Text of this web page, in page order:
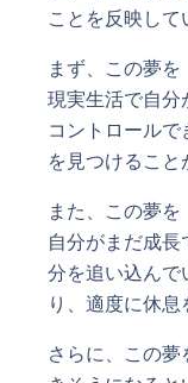
ことを反映し
まず、この夢
現実生活で自分
コントロール
を見つけるこ
また、この夢
自分がまだ成
分を追い込んで
り、適度に休息
さらに、この